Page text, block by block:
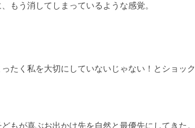
もう消してしまっているような感覚。
たく私を大切にしていないじゃない！とショック
もが喜ぶお出かけ先を自然と最優先にしてきた。